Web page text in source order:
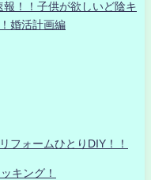
！！子供が欲しいど陰キ
婚活計画編
フォームひとりDIY！！
キング！